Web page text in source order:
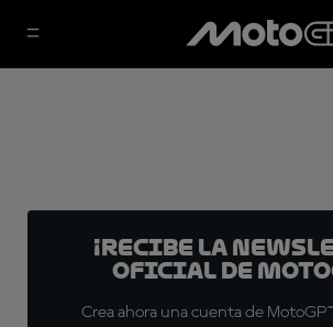
¡Recibe la
oficial de
Crea ahora una cuenta de